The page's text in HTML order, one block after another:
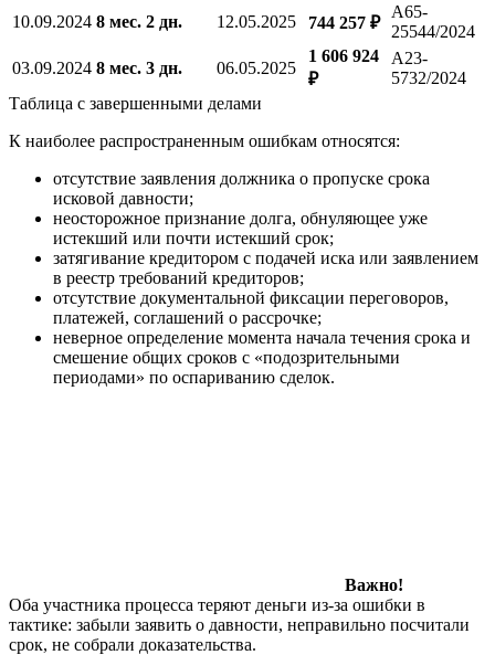
10.09.2024 8 мес. 2 дн. 12.05.2025 744 257 ₽
А65-
25544/2024
03.09.2024 8 мес. 3 дн. 06.05.2025
1 606 924
₽
А23-
5732/2024
Таблица с завершенными делами
К наиболее распространенным ошибкам относятся:
отсутствие заявления должника о пропуске срока
исковой давности;
неосторожное признание долга, обнуляющее уже
истекший или почти истекший срок;
затягивание кредитором с подачей иска или заявлением
в реестр требований кредиторов;
отсутствие документальной фиксации переговоров,
платежей, соглашений о рассрочке;
неверное определение момента начала течения срока и
смешение общих сроков с «подозрительными
периодами» по оспариванию сделок.
Важно!
Оба участника процесса теряют деньги из‑за ошибки в
тактике: забыли заявить о давности, неправильно посчитали
срок, не собрали доказательства.